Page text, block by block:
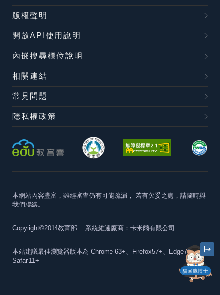
貓頭鷹博士
版權聲明
開放API使用說明
內嵌搜尋欄位說明
相關連結
常見問題
隱私權政策
本網站內容豐富，雖經審查仍有可能疏漏， 若有欠妥之處，請隨時與
我們聯絡。
Copyright©2014教育部 丨系統維運廠商：卡米爾有限公司
本站建議最佳瀏覽器版本為 Chrome 63+、Firefox57+、Edge79+及
Safari11+